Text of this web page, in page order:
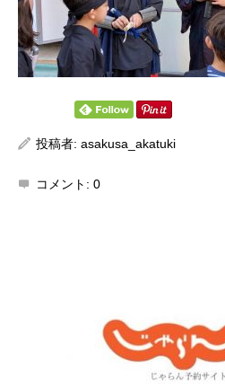
投稿者: asakusa_akatuki
コメント: 0